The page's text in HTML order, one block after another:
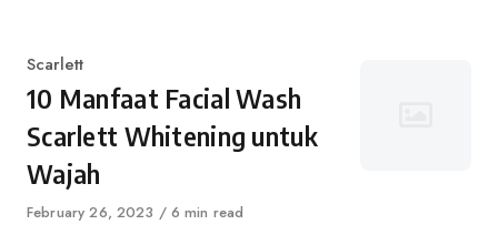
Category
Scarlett
10 Manfaat Facial Wash
Scarlett Whitening untuk
Wajah
Published
February 26, 2023 6 min read